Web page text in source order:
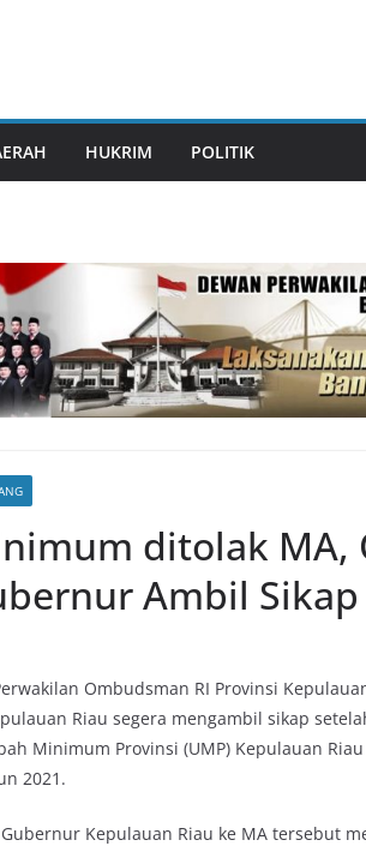
HUKRIM POLITIK
ditolak MA,
Ambil Sikap
Ombudsman RI Provinsi
Riau segera mengambil sikap
Minimum Provinsi (UMP) Kepulauan
2021.
Kepulauan Riau ke MA tersebut